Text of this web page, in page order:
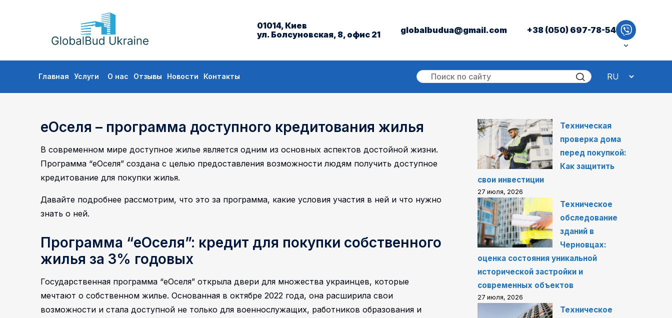
01014, Киев
ул. Болсуновская, 8, офис 21
globalbudua@gmail.com +38 (050) 697-78-54
Перейти
к
содержимому
Главная Услуги О нас Отзывы Новости Контакты
еОселя – программа доступного кредитования жилья
В современном мире доступное жилье является одним из основных аспектов достойной жизни.
Программа “еОселя” создана с целью предоставления возможности людям получить доступное
кредитование для покупки жилья.
Давайте подробнее рассмотрим, что это за программа, какие условия участия в ней и что нужно
знать о ней.
Программа “еОселя”: кредит для покупки собственного
жилья за 3% годовых
Государственная программа “еОселя” открыла двери для множества украинцев, которые
мечтают о собственном жилье. Основанная в октябре 2022 года, она расширила свои
возможности и стала доступной не только для военнослужащих, работников образования и
Техническая
проверка дома
перед покупкой:
Как защитить
свои инвестиции
27 июля, 2026
Техническое
обследование
зданий в
Черновцах:
оценка состояния уникальной
исторической застройки и
современных объектов
27 июля, 2026
Техническое